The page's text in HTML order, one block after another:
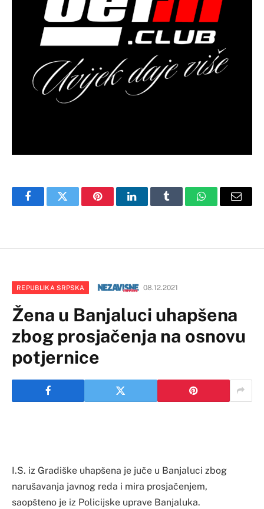
FacebookTwitter PinterestLinkedInTumblr WhatsAppEmail
REPUBLIKA SRPSKA 08.12.2021
Žena u Banjaluci uhapšena
zbog prosjačenja na osnovu
potjernice
I.S. iz Gradiške uhapšena je juče u Banjaluci zbog
narušavanja javnog reda i mira prosjačenjem,
saopšteno je iz Policijske uprave Banjaluka.